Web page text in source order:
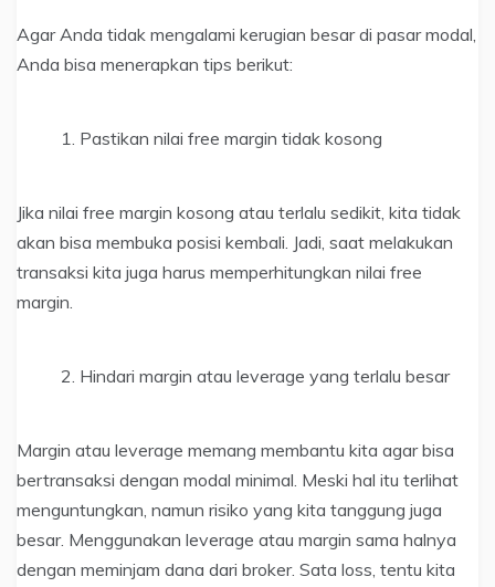
Agar Anda tidak mengalami kerugian besar di pasar modal,
Anda bisa menerapkan tips berikut:
Pastikan nilai free margin tidak kosong
Jika nilai free margin kosong atau terlalu sedikit, kita tidak
akan bisa membuka posisi kembali. Jadi, saat melakukan
transaksi kita juga harus memperhitungkan nilai free
margin.
Hindari margin atau leverage yang terlalu besar
Margin atau leverage memang membantu kita agar bisa
bertransaksi dengan modal minimal. Meski hal itu terlihat
menguntungkan, namun risiko yang kita tanggung juga
besar. Menggunakan leverage atau margin sama halnya
dengan meminjam dana dari broker. Sata loss, tentu kita